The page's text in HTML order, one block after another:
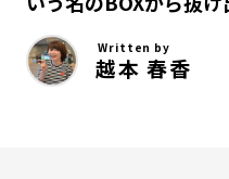
Written by
越本 春香